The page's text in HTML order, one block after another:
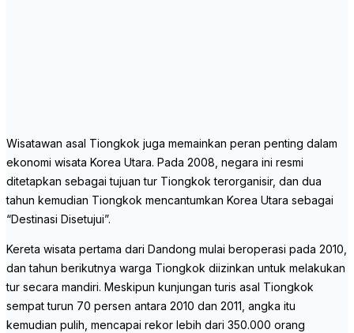
Wisatawan asal Tiongkok juga memainkan peran penting dalam
ekonomi wisata Korea Utara. Pada 2008, negara ini resmi
ditetapkan sebagai tujuan tur Tiongkok terorganisir, dan dua
tahun kemudian Tiongkok mencantumkan Korea Utara sebagai
“Destinasi Disetujui”.
Kereta wisata pertama dari Dandong mulai beroperasi pada 2010,
dan tahun berikutnya warga Tiongkok diizinkan untuk melakukan
tur secara mandiri. Meskipun kunjungan turis asal Tiongkok
sempat turun 70 persen antara 2010 dan 2011, angka itu
kemudian pulih, mencapai rekor lebih dari 350.000 orang